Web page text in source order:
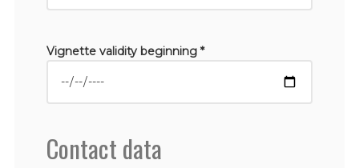
Vignette validity beginning *
Contact data